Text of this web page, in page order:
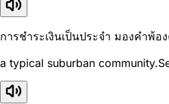
การชำระเงินเป็นประจำ มองคำพ้
a typical suburban